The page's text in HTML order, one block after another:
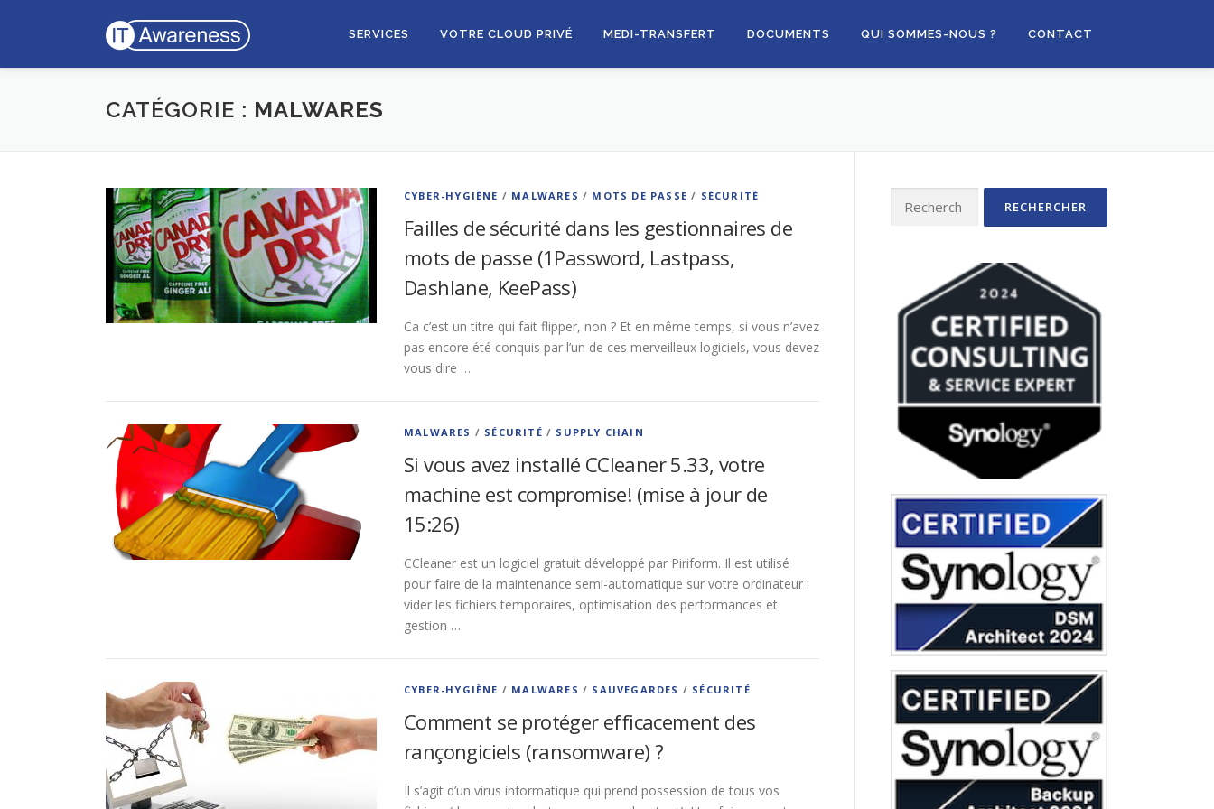
SERVICES VOTRE CLOUD PRIVÉ MEDI-TRANSFERT DOCUMENTS QUI SOMMES-NOUS ? CONTACT
CATÉGORIE : MALWARES
CYBER-HYGIÈNE / MALWARES / MOTS DE PASSE / SÉCURITÉ
Failles de sécurité dans les gestionnaires de
mots de passe (1Password, Lastpass,
Dashlane, KeePass)
Ca c’est un titre qui fait flipper, non ? Et en même temps, si vous n’avez
pas encore été conquis par l’un de ces merveilleux logiciels, vous devez
vous dire …
MALWARES / SÉCURITÉ / SUPPLY CHAIN
Si vous avez installé CCleaner 5.33, votre
machine est compromise! (mise à jour de
15:26)
CCleaner est un logiciel gratuit développé par Piriform. Il est utilisé
pour faire de la maintenance semi-automatique sur votre ordinateur :
vider les fichiers temporaires, optimisation des performances et
gestion …
CYBER-HYGIÈNE / MALWARES / SAUVEGARDES / SÉCURITÉ
Comment se protéger efficacement des
rançongiciels (ransomware) ?
Il s’agit d’un virus informatique qui prend possession de tous vos